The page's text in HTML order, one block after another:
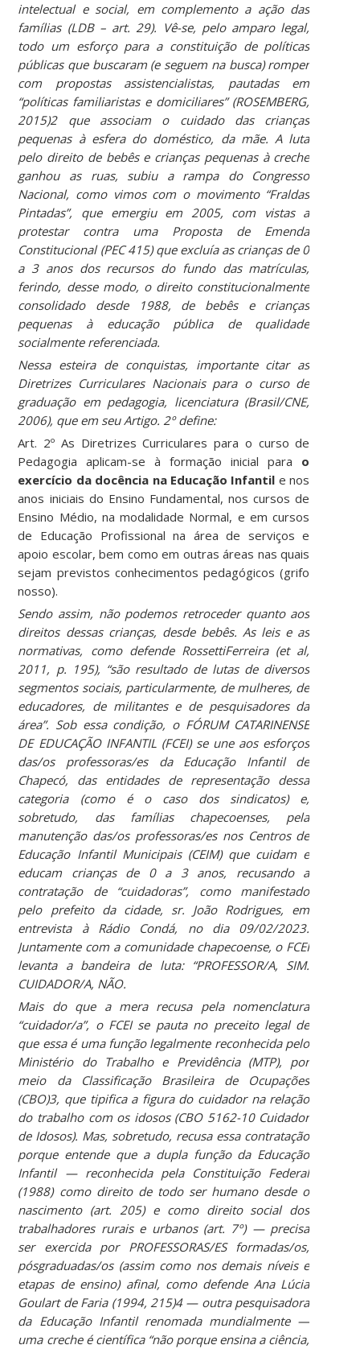
intelectual e social, em complemento a ação das
famílias (LDB – art. 29). Vê-se, pelo amparo legal,
todo um esforço para a constituição de políticas
públicas que buscaram (e seguem na busca) romper
com propostas assistencialistas, pautadas em
“políticas familiaristas e domiciliares” (ROSEMBERG,
2015)2 que associam o cuidado das crianças
pequenas à esfera do doméstico, da mãe. A luta
pelo direito de bebês e crianças pequenas à creche
ganhou as ruas, subiu a rampa do Congresso
Nacional, como vimos com o movimento “Fraldas
Pintadas”, que emergiu em 2005, com vistas a
protestar contra uma Proposta de Emenda
Constitucional (PEC 415) que excluía as crianças de 0
a 3 anos dos recursos do fundo das matrículas,
ferindo, desse modo, o direito constitucionalmente
consolidado desde 1988, de bebês e crianças
pequenas à educação pública de qualidade
socialmente referenciada.
Nessa esteira de conquistas, importante citar as
Diretrizes Curriculares Nacionais para o curso de
graduação em pedagogia, licenciatura (Brasil/CNE,
2006), que em seu Artigo. 2º define:
Art. 2º As Diretrizes Curriculares para o curso de
Pedagogia aplicam-se à formação inicial para o
exercício da docência na Educação Infantil e nos
anos iniciais do Ensino Fundamental, nos cursos de
Ensino Médio, na modalidade Normal, e em cursos
de Educação Profissional na área de serviços e
apoio escolar, bem como em outras áreas nas quais
sejam previstos conhecimentos pedagógicos (grifo
nosso).
Sendo assim, não podemos retroceder quanto aos
direitos dessas crianças, desde bebês. As leis e as
normativas, como defende RossettiFerreira (et al,
2011, p. 195), “são resultado de lutas de diversos
segmentos sociais, particularmente, de mulheres, de
educadores, de militantes e de pesquisadores da
área”. Sob essa condição, o FÓRUM CATARINENSE
DE EDUCAÇÃO INFANTIL (FCEI) se une aos esforços
das/os professoras/es da Educação Infantil de
Chapecó, das entidades de representação dessa
categoria (como é o caso dos sindicatos) e,
sobretudo, das famílias chapecoenses, pela
manutenção das/os professoras/es nos Centros de
Educação Infantil Municipais (CEIM) que cuidam e
educam crianças de 0 a 3 anos, recusando a
contratação de “cuidadoras”, como manifestado
pelo prefeito da cidade, sr. João Rodrigues, em
entrevista à Rádio Condá, no dia 09/02/2023.
Juntamente com a comunidade chapecoense, o FCEI
levanta a bandeira de luta: “PROFESSOR/A, SIM.
CUIDADOR/A, NÃO.
Mais do que a mera recusa pela nomenclatura
“cuidador/a”, o FCEI se pauta no preceito legal de
que essa é uma função legalmente reconhecida pelo
Ministério do Trabalho e Previdência (MTP), por
meio da Classificação Brasileira de Ocupações
(CBO)3, que tipifica a figura do cuidador na relação
do trabalho com os idosos (CBO 5162-10 Cuidador
de Idosos). Mas, sobretudo, recusa essa contratação
porque entende que a dupla função da Educação
Infantil — reconhecida pela Constituição Federal
(1988) como direito de todo ser humano desde o
nascimento (art. 205) e como direito social dos
trabalhadores rurais e urbanos (art. 7º) — precisa
ser exercida por PROFESSORAS/ES formadas/os,
pósgraduadas/os (assim como nos demais níveis e
etapas de ensino) afinal, como defende Ana Lúcia
Goulart de Faria (1994, 215)4 — outra pesquisadora
da Educação Infantil renomada mundialmente —
uma creche é científica “não porque ensina a ciência,